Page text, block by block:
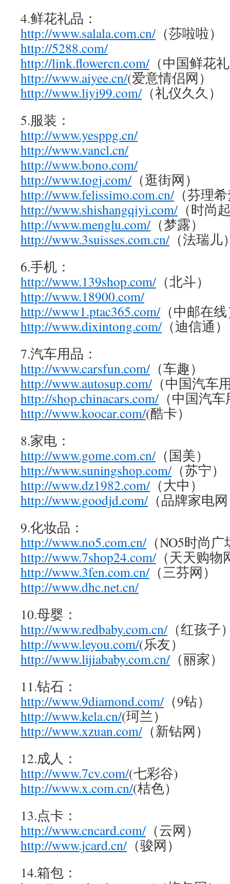
4.鲜花礼品：
http://www.salala.com.cn/（莎啦啦）
http://5288.com/
http://link.flowercn.com/（中国鲜花
http://www.aiyee.cn/(爱意情侣网）
http://www.liyi99.com/（礼仪久久）
5.服装：
http://www.yesppg.cn/
http://www.vancl.cn/
http://www.bono.com/
http://www.togj.com/（逛街网）
http://www.felissimo.com.cn/（芬理
http://www.shishangqiyi.com/（时尚
http://www.menglu.com/（梦露）
http://www.3suisses.com.cn/（法瑞儿
6.手机：
http://www.139shop.com/（北斗）
http://www.18900.com/
http://www1.ptac365.com/（中邮在
http://www.dixintong.com/（迪信通）
7.汽车用品：
http://www.carsfun.com/（车趣）
http://www.autosup.com/（中国汽车
http://shop.chinacars.com/（中国汽
http://www.koocar.com/(酷卡）
8.家电：
http://www.gome.com.cn/（国美）
http://www.suningshop.com/（苏宁）
http://www.dz1982.com/（大中）
http://www.goodjd.com/（品牌家电
9.化妆品：
http://www.no5.com.cn/（NO5时尚广
http://www.7shop24.com/（天天购物
http://www.3fen.com.cn/（三芬网）
http://www.dhc.net.cn/
10.母婴：
http://www.redbaby.com.cn/（红孩子
http://www.leyou.com/(乐友）
http://www.lijiababy.com.cn/（丽家）
11.钻石：
http://www.9diamond.com/（9钻）
http://www.kela.cn/(珂兰）
http://www.xzuan.com/（新钻网）
12.成人：
http://www.7cv.com/(七彩谷)
http://www.x.com.cn/(桔色）
13.点卡：
http://www.cncard.com/（云网）
http://www.jcard.cn/（骏网）
14.箱包：